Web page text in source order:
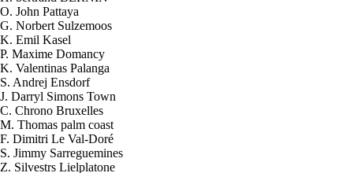
O. John Pattaya
G. Norbert Sulzemoos
K. Emil Kasel
P. Maxime Domancy
K. Valentinas Palanga
S. Andrej Ensdorf
J. Darryl Simons Town
C. Chrono Bruxelles
M. Thomas palm coast
F. Dimitri Le Val-Doré
S. Jimmy Sarreguemines
Z. Silvestrs Lielplatone